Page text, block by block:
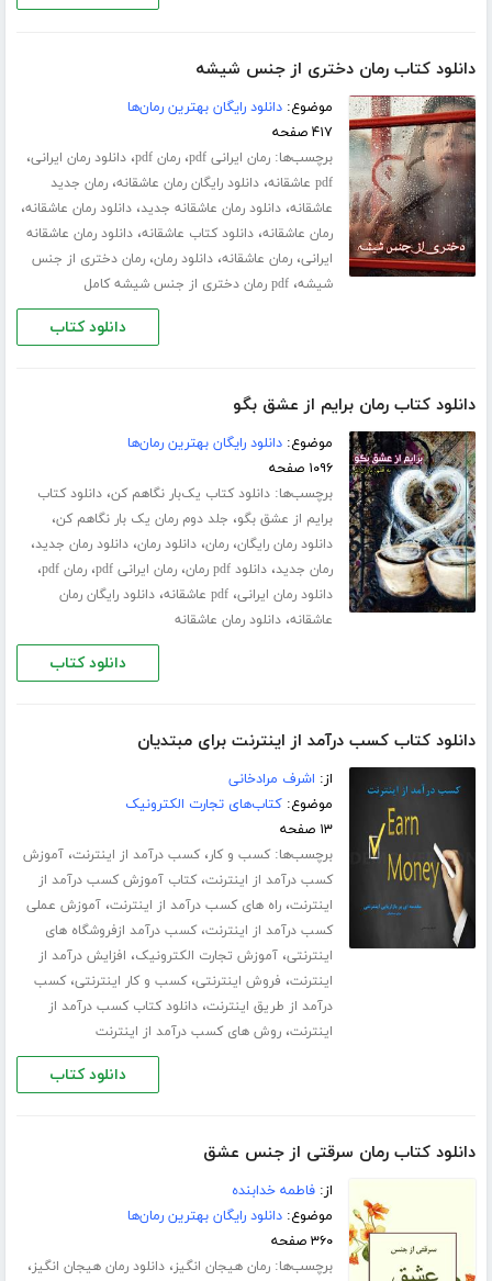
دانلود کتاب رمان دختری از جنس شیشه
موضوع:دانلود رایگان بهترین رمان‌ها
۴۱۷ صفحه
برچسب‌ها:رمان ایرانی pdf ،رمان pdf ،دانلود رمان ایرانی،
pdf عاشقانه ،دانلود رایگان رمان عاشقانه،رمان جدید
عاشقانه،دانلود رمان عاشقانه جدید،دانلود رمان عاشقانه،
رمان عاشقانه،دانلود کتاب عاشقانه،دانلود رمان عاشقانه
ایرانی،رمان عاشقانه،دانلود رمان،رمان دختری از جنس
شیشه،pdf رمان دختری از جنس شیشه کامل
دانلود کتاب
دانلود کتاب رمان برایم از عشق بگو
موضوع:دانلود رایگان بهترین رمان‌ها
۱۰۹۶ صفحه
برچسب‌ها:دانلود کتاب یک‌بار نگاهم کن،دانلود کتاب
برایم از عشق بگو، جلد دوم رمان یک بار نگاهم کن،
دانلود رمان رایگان،رمان،دانلود رمان،دانلود رمان جدید،
رمان جدید،دانلود pdf رمان ،رمان ایرانی pdf ،رمان pdf ،
دانلود رمان ایرانی،pdf عاشقانه ،دانلود رایگان رمان
عاشقانه،دانلود رمان عاشقانه
دانلود کتاب
دانلود کتاب کسب درآمد از اینترنت برای مبتدیان
از: اشرف مرادخانی
موضوع:کتاب‌های تجارت الکترونیک
۱۳ صفحه
برچسب‌ها:کسب و کار،کسب درآمد از اینترنت،آموزش
کسب درآمد از اینترنت،کتاب آموزش کسب درآمد از
اینترنت،راه های کسب درآمد از اینترنت،آموزش عملی
کسب درآمد از اینترنت،کسب درآمد ازفروشگاه های
اینترنتی،آموزش تجارت الکترونیک، افزایش درآمد از
اینترنت، فروش اینترنتی،کسب و کار اینترنتی،کسب
درآمد از طریق اینترنت،دانلود کتاب کسب درآمد از
اینترنت،روش های کسب درآمد از اینترنت
دانلود کتاب
دانلود کتاب رمان سرقتی از جنس عشق
از:فاطمه خدابنده
موضوع:دانلود رایگان بهترین رمان‌ها
۳۶۰ صفحه
برچسب‌ها:رمان هیجان انگیز،دانلود رمان هیجان انگیز،